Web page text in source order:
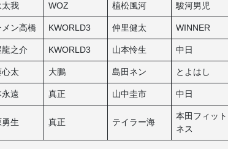
太我 WOZ 植松風河 駿河男児
メン高橋 KWORLD3 仲里健太 WINNER
之介 KWORLD3 山本怜生 中日
太 大鵬 島田ネン とよはし
遠 真正 山中圭市 中日
生 真正 テイラー海
本田フィット
ネス